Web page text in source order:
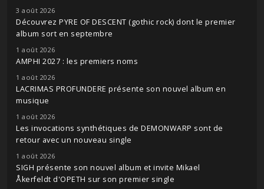
3 août 2026
Découvrez PYRE OF DESCENT (gothic rock) dont le premier
album sort en septembre
1 août 2026
AMPHI 2027 : les premiers noms
1 août 2026
LACRIMAS PROFUNDERE présente son nouvel album en
musique
1 août 2026
Les invocations synthétiques de DEMONWARP sont de
retour avec un nouveau single
1 août 2026
SIGH présente son nouvel album et invite Mikael
Åkerfeldt d'OPETH sur son premier single